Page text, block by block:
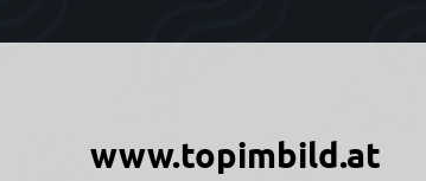
www.topimbild.at